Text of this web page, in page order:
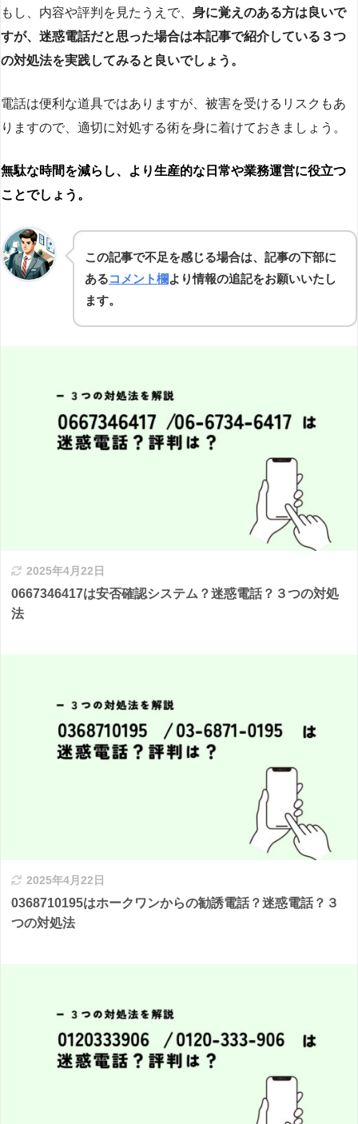
もし、内容や評判を見たうえで、 身に覚えのある方は良いで
すが、迷惑電話だと思った場合は本記事で紹介している３つ
の対処法を実践してみると良いでしょう。
電話は便利な道具ではありますが、被害を受けるリスクもあ
りますので、適切に対処する術を身に着けておきましょう。
無駄な時間を減らし、より生産的な日常や業務運営に役立つ
ことでしょう。
この記事で不足を感じる場合は、記事の下部に
あるコメント欄より情報の追記をお願いいたし
ます。
2025年4月22日
0667346417は安否確認システム？迷惑電話？３つの対処
法
2025年4月22日
0368710195はホークワンからの勧誘電話？迷惑電話？３
つの対処法